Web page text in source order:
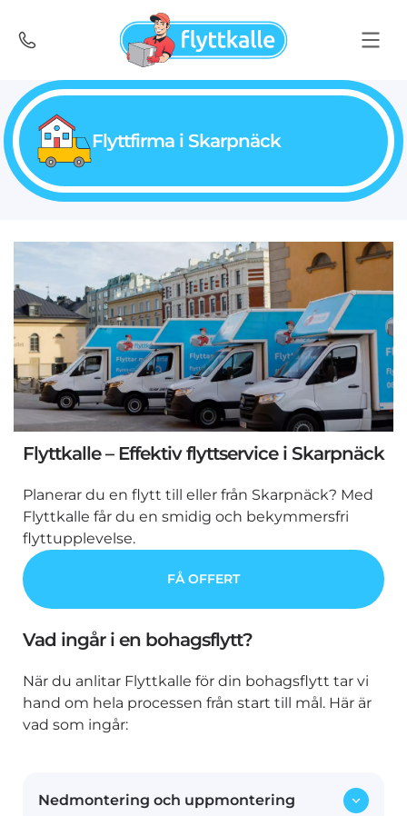
Flyttfirma i Skarpnäck
Flyttkalle – Effektiv flyttservice i Skarpnäck
Planerar du en flytt till eller från Skarpnäck? Med
Flyttkalle får du en smidig och bekymmersfri
flyttupplevelse.
FÅ OFFERT
Vad ingår i en bohagsflytt?
När du anlitar Flyttkalle för din bohagsflytt tar vi
hand om hela processen från start till mål. Här är
vad som ingår:
Nedmontering och uppmontering